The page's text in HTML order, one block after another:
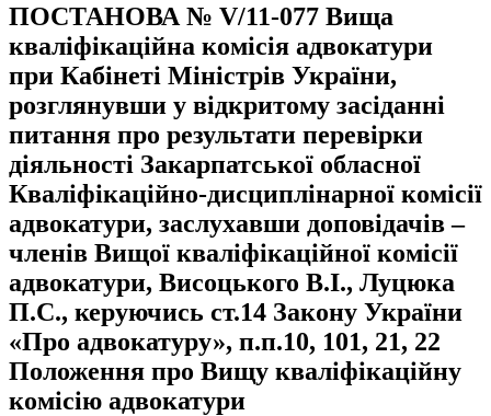
ПОСТАНОВА № V/11-077 Вища
кваліфікаційна комісія адвокатури
при Кабінеті Міністрів України,
розглянувши у відкритому засіданні
питання про результати перевірки
діяльності Закарпатської обласної
Кваліфікаційно-дисциплінарної комісії
адвокатури, заслухавши доповідачів –
членів Вищої кваліфікаційної комісії
адвокатури, Висоцького В.І., Луцюка
П.С., керуючись ст.14 Закону України
«Про адвокатуру», п.п.10, 101, 21, 22
Положення про Вищу кваліфікаційну
комісію адвокатури